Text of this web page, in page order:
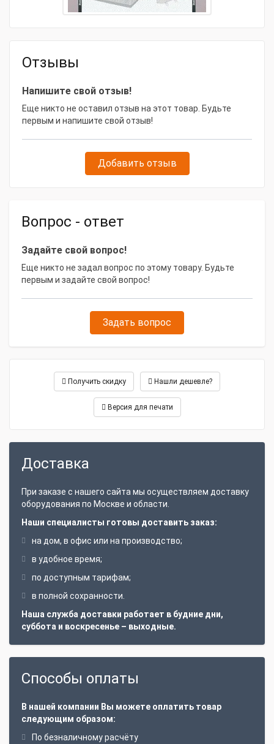
Габаритные размеры и вес
Масса, кг
Отзывы
Напишите свой отзыв!
Еще никто не оставил отзыв на этот товар. Будьте
первым и напишите свой отзыв!
Добавить отзыв
Вопрос - ответ
Задайте свой вопрос!
Еще никто не задал вопрос по этому товару. Будьте
первым и задайте свой вопрос!
Задать вопрос
Получить скидку Нашли дешевле?
Версия для печати
Доставка
При заказе с нашего сайта мы осуществляем доставку
оборудования по Москве и области.
Наши специалисты готовы доставить заказ:
на дом, в офис или на производство;
в удобное время;
по доступным тарифам;
в полной сохранности.
Наша служба доставки работает в будние дни,
суббота и воскресенье – выходные.
Способы оплаты
В нашей компании Вы можете оплатить товар
следующим образом:
По безналичному расчёту